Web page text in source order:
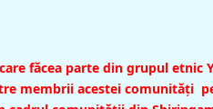
făcea parte din grupul etnic
membrii acestei comunităţi